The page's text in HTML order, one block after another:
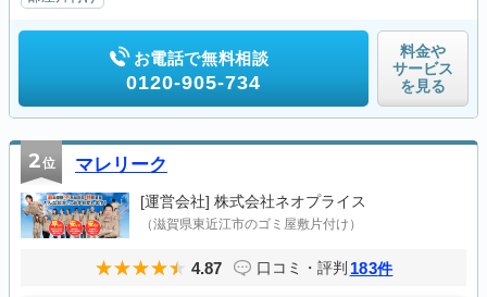
お電話で無料相談
0120-905-734
料金や
サービス
を見る
2位 マレリーク
[運営会社] 株式会社ネオプライス
（滋賀県東近江市のゴミ屋敷片付け）
4.87 口コミ・評判 183件